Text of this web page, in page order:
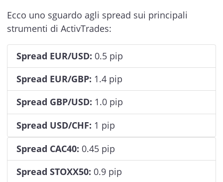
Ecco uno sguardo agli spread sui principali
strumenti di ActivTrades:
Spread EUR/USD: 0.5 pip
Spread EUR/GBP: 1.4 pip
Spread GBP/USD: 1.0 pip
Spread USD/CHF: 1 pip
Spread CAC40: 0.45 pip
Spread STOXX50: 0.9 pip